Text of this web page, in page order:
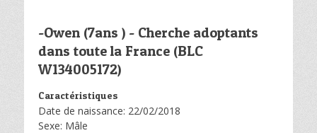
-Owen (7ans ) - Cherche adoptants
dans toute la France (BLC
W134005172)
Caractéristiques
Date de naissance: 22/02/2018
Sexe: Mâle